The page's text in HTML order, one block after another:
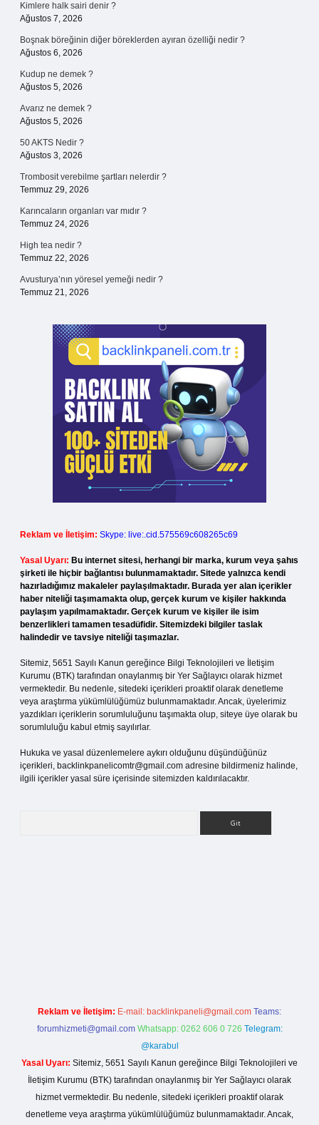
Kimlere halk sairi denir ?
Ağustos 7, 2026
Boşnak böreğinin diğer böreklerden ayıran özelliği nedir ?
Ağustos 6, 2026
Kudup ne demek ?
Ağustos 5, 2026
Avarız ne demek ?
Ağustos 5, 2026
50 AKTS Nedir ?
Ağustos 3, 2026
Trombosit verebilme şartları nelerdir ?
Temmuz 29, 2026
Karıncaların organları var mıdır ?
Temmuz 24, 2026
High tea nedir ?
Temmuz 22, 2026
Avusturya’nın yöresel yemeği nedir ?
Temmuz 21, 2026
Reklam ve İletişim: Skype: live:.cid.575569c608265c69
Yasal Uyarı: Bu internet sitesi, herhangi bir marka, kurum veya şahıs
şirketi ile hiçbir bağlantısı bulunmamaktadır. Sitede yalnızca kendi
hazırladığımız makaleler paylaşılmaktadır. Burada yer alan içerikler
haber niteliği taşımamakta olup, gerçek kurum ve kişiler hakkında
paylaşım yapılmamaktadır. Gerçek kurum ve kişiler ile isim
benzerlikleri tamamen tesadüfidir. Sitemizdeki bilgiler taslak
halindedir ve tavsiye niteliği taşımazlar.
Sitemiz, 5651 Sayılı Kanun gereğince Bilgi Teknolojileri ve İletişim
Kurumu (BTK) tarafından onaylanmış bir Yer Sağlayıcı olarak hizmet
vermektedir. Bu nedenle, sitedeki içerikleri proaktif olarak denetleme
veya araştırma yükümlülüğümüz bulunmamaktadır. Ancak, üyelerimiz
yazdıkları içeriklerin sorumluluğunu taşımakta olup, siteye üye olarak bu
sorumluluğu kabul etmiş sayılırlar.
Hukuka ve yasal düzenlemelere aykırı olduğunu düşündüğünüz
içerikleri, backlinkpanelicomtr@gmail.com adresine bildirmeniz halinde,
ilgili içerikler yasal süre içerisinde sitemizden kaldırılacaktır.
Reklam ve İletişim: E-mail: backlinkpaneli@gmail.com Teams:
forumhizmeti@gmail.com Whatsapp: 0262 606 0 726 Telegram:
@karabul
Yasal Uyarı: Sitemiz, 5651 Sayılı Kanun gereğince Bilgi Teknolojileri ve
İletişim Kurumu (BTK) tarafından onaylanmış bir Yer Sağlayıcı olarak
hizmet vermektedir. Bu nedenle, sitedeki içerikleri proaktif olarak
denetleme veya araştırma yükümlülüğümüz bulunmamaktadır. Ancak,